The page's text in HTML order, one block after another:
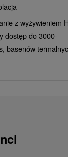
z wyżywieniem
dostęp do 3000-
basenów